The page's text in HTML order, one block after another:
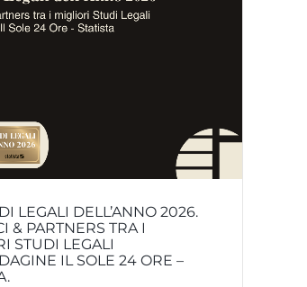
LEGALI DELL’ANNO 2026.
& PARTNERS TRA I
STUDI LEGALI
IL SOLE 24 ORE –